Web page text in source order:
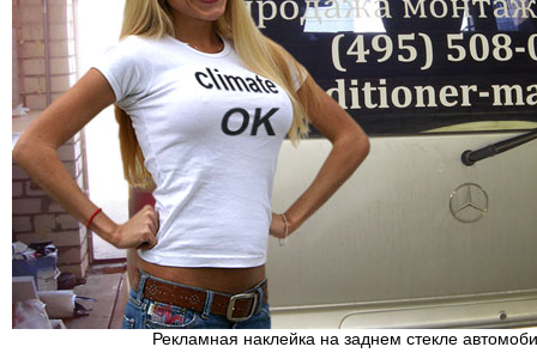
Рекламная наклейка на заднем стекле